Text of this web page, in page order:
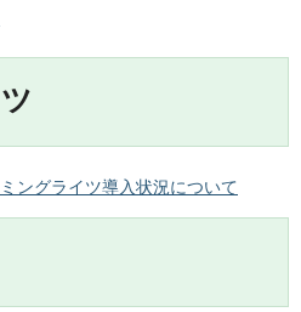
ングライツ導入状況について